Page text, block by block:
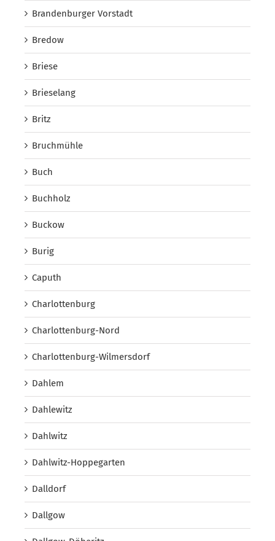
Brandenburger Vorstadt
Bredow
Briese
Brieselang
Britz
Bruchmühle
Buch
Buchholz
Buckow
Burig
Caputh
Charlottenburg
Charlottenburg-Nord
Charlottenburg-Wilmersdorf
Dahlem
Dahlewitz
Dahlwitz
Dahlwitz-Hoppegarten
Dalldorf
Dallgow